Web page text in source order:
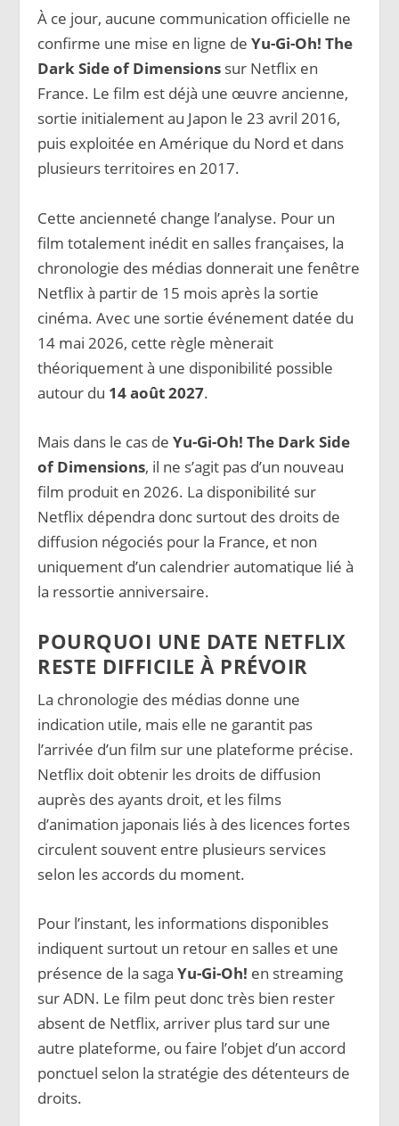
À ce jour, aucune communication officielle ne
confirme une mise en ligne deYu-Gi-Oh! The
Dark Side of Dimensions sur Netflix en
France. Le film est déjà une œuvre ancienne,
sortie initialement au Japon le 23 avril 2016,
puis exploitée en Amérique du Nord et dans
plusieurs territoires en 2017.
Cette ancienneté change l’analyse. Pour un
film totalement inédit en salles françaises, la
chronologie des médias donnerait une fenêtre
Netflix à partir de 15 mois après la sortie
cinéma. Avec une sortie événement datée du
14 mai 2026, cette règle mènerait
théoriquement à une disponibilité possible
autour du 14 août 2027.
Mais dans le cas deYu-Gi-Oh! The Dark Side
of Dimensions, il ne s’agit pas d’un nouveau
film produit en 2026. La disponibilité sur
Netflix dépendra donc surtout des droits de
diffusion négociés pour la France, et non
uniquement d’un calendrier automatique lié à
la ressortie anniversaire.
POURQUOI UNE DATE NETFLIX
RESTE DIFFICILE À PRÉVOIR
La chronologie des médias donne une
indication utile, mais elle ne garantit pas
l’arrivée d’un film sur une plateforme précise.
Netflix doit obtenir les droits de diffusion
auprès des ayants droit, et les films
d’animation japonais liés à des licences fortes
circulent souvent entre plusieurs services
selon les accords du moment.
Pour l’instant, les informations disponibles
indiquent surtout un retour en salles et une
présence de la sagaYu-Gi-Oh! en streaming
sur ADN. Le film peut donc très bien rester
absent de Netflix, arriver plus tard sur une
autre plateforme, ou faire l’objet d’un accord
ponctuel selon la stratégie des détenteurs de
droits.